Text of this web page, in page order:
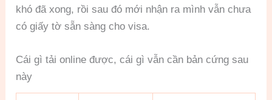
khó đã xong, rồi sau đó mới nhận ra mình vẫn chưa
có giấy tờ sẵn sàng cho visa.
Cái gì tải online được, cái gì vẫn cần bản cứng sau
này